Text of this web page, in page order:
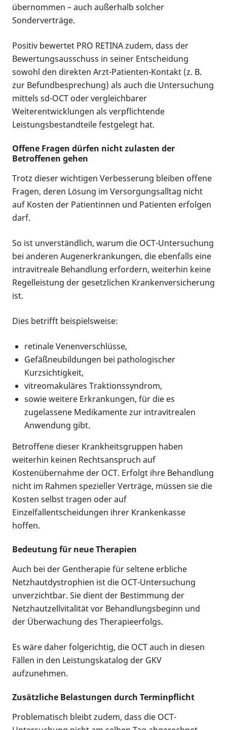
übernommen – auch außerhalb solcher
Sonderverträge.
Positiv bewertet PRO RETINA zudem, dass der
Bewertungsausschuss in seiner Entscheidung
sowohl den direkten Arzt-Patienten-Kontakt (z. B.
zur Befundbesprechung) als auch die Untersuchung
mittels sd-OCT oder vergleichbarer
Weiterentwicklungen als verpflichtende
Leistungsbestandteile festgelegt hat.
Offene Fragen dürfen nicht zulasten der
Betroffenen gehen
Trotz dieser wichtigen Verbesserung bleiben offene
Fragen, deren Lösung im Versorgungsalltag nicht
auf Kosten der Patientinnen und Patienten erfolgen
darf.
So ist unverständlich, warum die OCT-Untersuchung
bei anderen Augenerkrankungen, die ebenfalls eine
intravitreale Behandlung erfordern, weiterhin keine
Regelleistung der gesetzlichen Krankenversicherung
ist.
Dies betrifft beispielsweise:
retinale Venenverschlüsse,
Gefäßneubildungen bei pathologischer
Kurzsichtigkeit,
vitreomakuläres Traktionssyndrom,
sowie weitere Erkrankungen, für die es
zugelassene Medikamente zur intravitrealen
Anwendung gibt.
Betroffene dieser Krankheitsgruppen haben
weiterhin keinen Rechtsanspruch auf
Kostenübernahme der OCT. Erfolgt ihre Behandlung
nicht im Rahmen spezieller Verträge, müssen sie die
Kosten selbst tragen oder auf
Einzelfallentscheidungen ihrer Krankenkasse
hoffen.
Bedeutung für neue Therapien
Auch bei der Gentherapie für seltene erbliche
Netzhautdystrophien ist die OCT-Untersuchung
unverzichtbar. Sie dient der Bestimmung der
Netzhautzellvitalität vor Behandlungsbeginn und
der Überwachung des Therapieerfolgs.
Es wäre daher folgerichtig, die OCT auch in diesen
Fällen in den Leistungskatalog der GKV
aufzunehmen.
Zusätzliche Belastungen durch Terminpflicht
Problematisch bleibt zudem, dass die OCT-